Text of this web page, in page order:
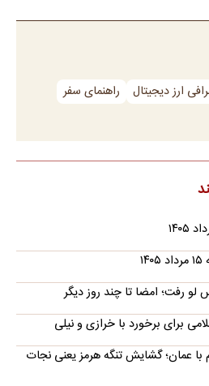
ارز دیجیتال
راهنمای سفر
برای برخورد با خرازی و نیلی
با عمان؛ گشایش تنگه هرمز یعنی نجات